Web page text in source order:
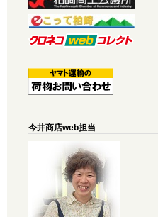
今井商店web担当